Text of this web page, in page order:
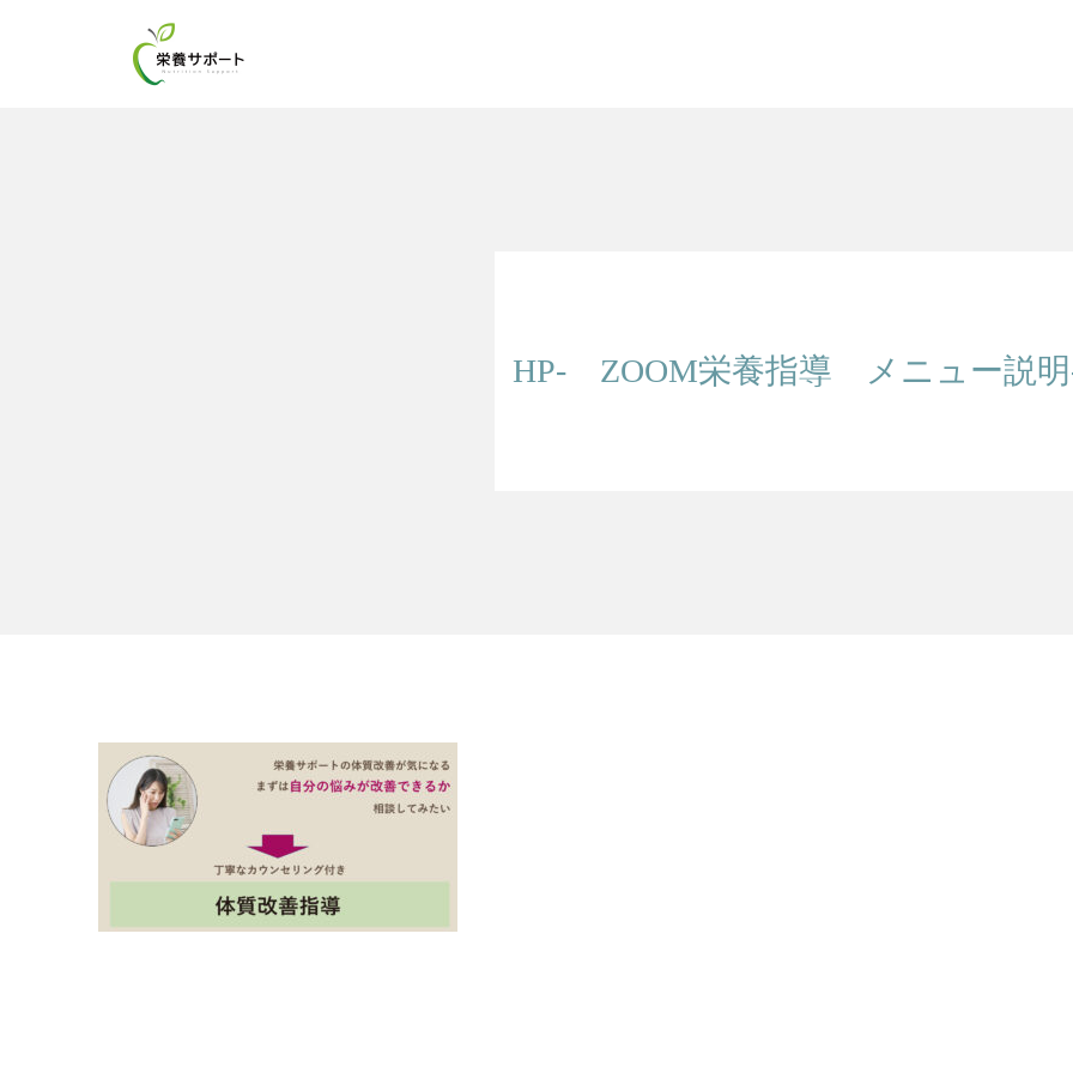
HP- ZOOM栄養指導 メニュー説明